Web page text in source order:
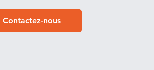
Contactez-nous